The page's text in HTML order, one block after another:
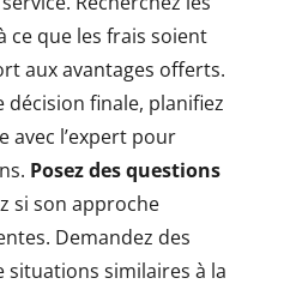
ce que les frais soient
aux avantages offerts.
finale, planifiez
avec l’expert pour
Posez des questions
si son approche
Demandez des
situations similaires à la